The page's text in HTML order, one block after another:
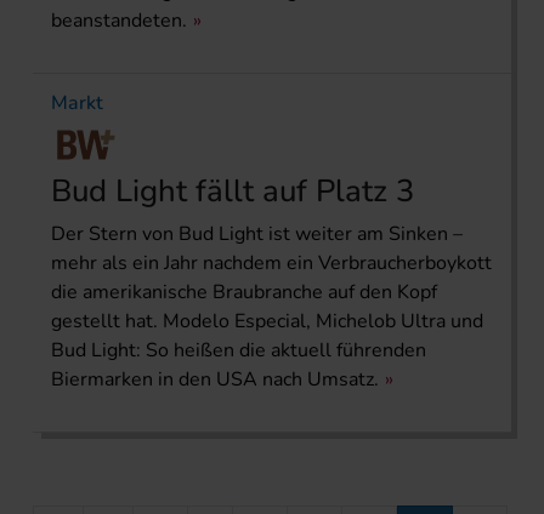
beanstandeten.
Markt
Bud Light fällt auf Platz 3
Der Stern von Bud Light ist weiter am Sinken –
mehr als ein Jahr nachdem ein Verbraucherboykott
die amerikanische Braubranche auf den Kopf
gestellt hat. Modelo Especial, Michelob Ultra und
Bud Light: So heißen die aktuell führenden
Biermarken in den USA nach Umsatz.